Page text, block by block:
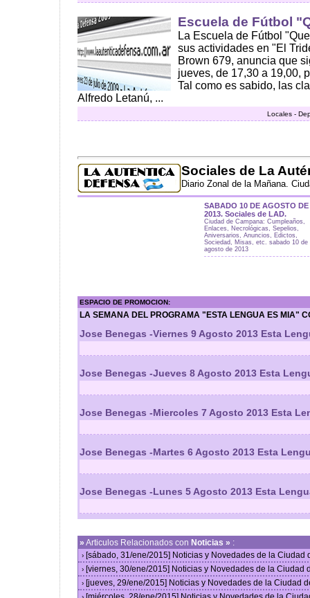
Escuela de Fútbol
La Escuela de Fútbol
sus actividades en "El
Brown 679, anuncia que
jueves, de 17,30 a 19,00,
Tal como es sabido, las
Alfredo Letanú, ...
Locales -
Sociales de La
Diario Zonal de la Mañana.
SABADO 10 DE AGOSTO DE
2013. Sociales de LAD.
Ciudad de Campana: Cumpleaños,
Enlaces, Necrológicas, Sepelios,
Aniversarios, Anuncios, Edictos,
Sociedad, Misas, etc. sabado 10 de
agosto de 2013
ESPACIO DE PROMOCION:
LA SEMANA DEL PROGRAMA "ESTA LENGUA ES MIA"
Jose Benegas -Viernes 9 Agosto 2013 Esta
Jose Benegas -Jueves 8 Agosto 2013 Esta
Jose Benegas -Miercoles 7 Agosto 2013 Esta
Jose Benegas -Martes 6 Agosto 2013 Esta
Jose Benegas -Lunes 5 Agosto 2013 Esta
» Articulos Relacionados con Noticias » :
› [sábado, 31/ene/2015] Noticias y Novedades de la Ciudad
› [viernes, 30/ene/2015] Noticias y Novedades de la Ciudad
› [jueves, 29/ene/2015] Noticias y Novedades de la Ciudad